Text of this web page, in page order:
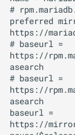
#
preferred
https://
# baseurl =
https://
asearch
# baseurl =
https://
asearch
baseurl =
https://